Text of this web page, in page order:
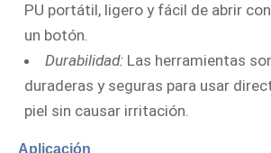
PU portátil, ligero y fácil de abrir
un botón.
Durabilidad: Las herramientas
duraderas y seguras para usar
piel sin causar irritación.
Aplicación